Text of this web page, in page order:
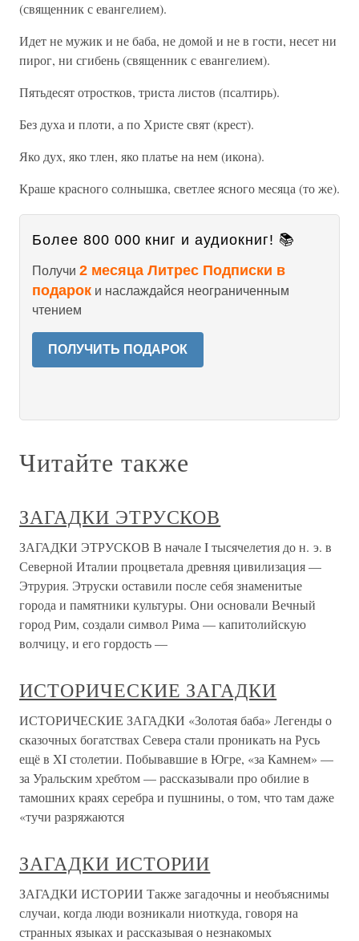
(священник с евангелием).
Идет не мужик и не баба, не домой и не в гости, несет ни
пирог, ни сгибень (священник с евангелием).
Пятьдесят отростков, триста листов (псалтирь).
Без духа и плоти, а по Христе свят (крест).
Яко дух, яко тлен, яко платье на нем (икона).
Краше красного солнышка, светлее ясного месяца (то же).
Более 800 000 книг и аудиокниг! 📚
Получи 2 месяца Литрес Подписки в
подарок и наслаждайся неограниченным
чтением
ПОЛУЧИТЬ ПОДАРОК
Читайте также
ЗАГАДКИ ЭТРУСКОВ
ЗАГАДКИ ЭТРУСКОВ В начале I тысячелетия до н. э. в
Северной Италии процветала древняя цивилизация —
Этрурия. Этруски оставили после себя знаменитые
города и памятники культуры. Они основали Вечный
город Рим, создали символ Рима — капитолийскую
волчицу, и его гордость —
ИСТОРИЧЕСКИЕ ЗАГАДКИ
ИСТОРИЧЕСКИЕ ЗАГАДКИ «Золотая баба» Легенды о
сказочных богатствах Севера стали проникать на Русь
ещё в XI столетии. Побывавшие в Югре, «за Камнем» —
за Уральским хребтом — рассказывали про обилие в
тамошних краях серебра и пушнины, о том, что там даже
«тучи разряжаются
ЗАГАДКИ ИСТОРИИ
ЗАГАДКИ ИСТОРИИ Также загадочны и необъяснимы
случаи, когда люди возникали ниоткуда, говоря на
странных языках и рассказывая о незнакомых